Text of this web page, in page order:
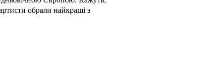
обрали найкращі з